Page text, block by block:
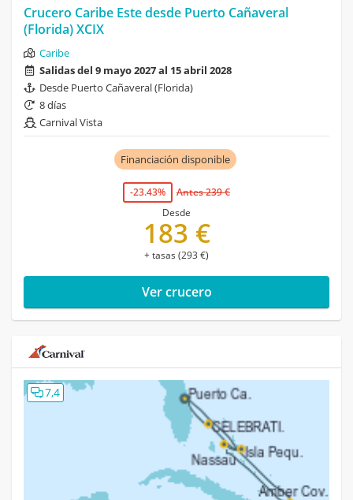
Crucero Caribe Este desde Puerto Cañaveral
(Florida) XCIX
Caribe
Salidas del 9 mayo 2027 al 15 abril 2028
Desde Puerto Cañaveral (Florida)
8 días
Carnival Vista
Financiación disponible
-23.43%
Antes 239 €
Desde
183 €
+ tasas (293 €)
Ver crucero
7,4